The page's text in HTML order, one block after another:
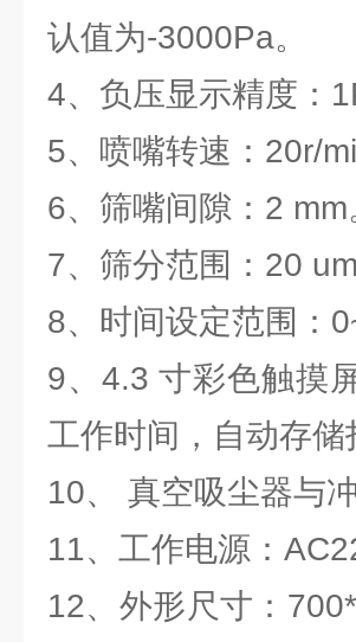
认值为-3000Pa。
4、负压显示精度：
5、喷嘴转速：20r/
6、筛嘴间隙：2 mm
7、筛分范围：20
8、时间设定范围：
9、4.3 寸彩色触摸
工作时间，自动存
10、 真空吸尘器与
11、工作电源：
12、外形尺寸：